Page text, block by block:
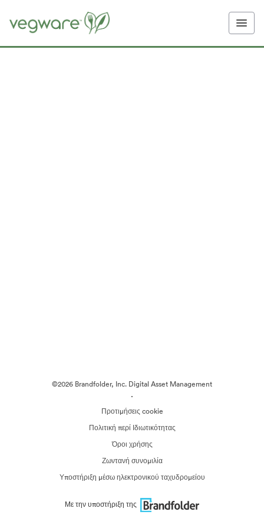
©2026 Brandfolder, Inc. Digital Asset Management
·
Προτιμήσεις cookie
Πολιτική περί Ιδιωτικότητας
Όροι χρήσης
Ζωντανή συνομιλία
Υποστήριξη μέσω ηλεκτρονικού ταχυδρομείου
Με την υποστήριξη της